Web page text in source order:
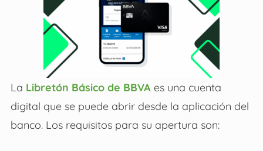
La Libretón Básico de BBVAes una cuenta
digital que se puede abrir desde la aplicación del
banco. Los requisitos para su apertura son: